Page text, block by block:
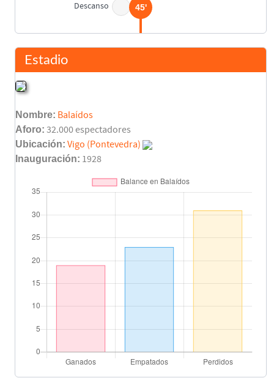
Descanso 45'
45'
Santi Cañizares
58'
Adrian Ilie
Karpin 65'
Estadio
Nombre: Balaídos
Aforo: 32.000 espectadores
Ubicación: Vigo (Pontevedra)
Inauguración: 1928